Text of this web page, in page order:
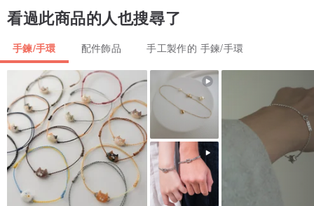
瑪瑙被視為寶石中的「第三眼」，靈性十足，象徵友善與愛心，也代
緒 幫助睡眠。
可以柔化我們的內心，讓人平靜下來，補充我們所失去的力量，重而
獲得平靜和和諧，好好愛護自己。
【珍珠】
水中生長的珍珠，具有水元素力量，讓虛弱的心輪緩緩展開，回到愛
的頻率，重新感動於生命的美好。
看過此商品的人也搜尋了
手鍊/手環 配件飾品 手工製作的 手鍊/手環